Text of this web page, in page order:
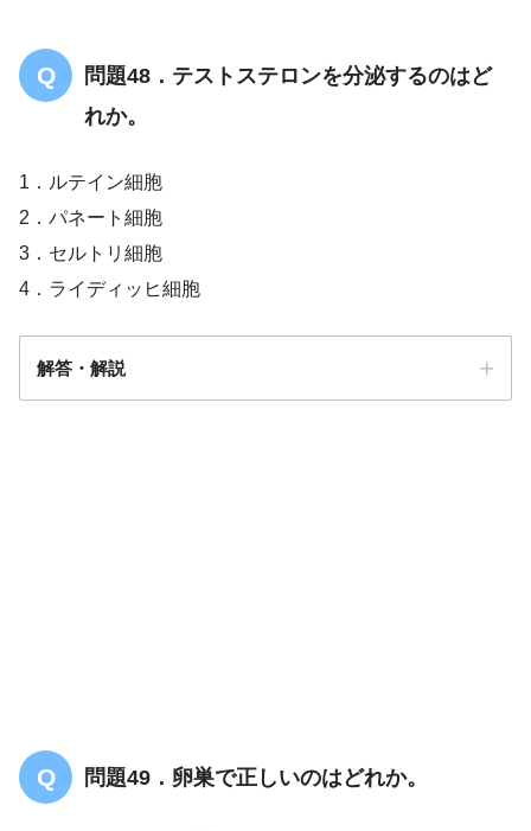
問題48．テストステロンを分泌するのはど
れか。
1．ルテイン細胞
2．パネート細胞
3．セルトリ細胞
4．ライディッヒ細胞
解答・解説
問題49．卵巣で正しいのはどれか。